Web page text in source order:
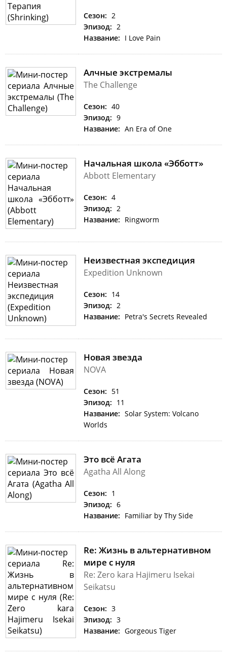
Сезон: 2
Эпизод: 2
Название: I Love Pain
Алчные экстремалы
The Challenge
Сезон: 40
Эпизод: 9
Название: An Era of One
Начальная школа «Эбботт»
Abbott Elementary
Сезон: 4
Эпизод: 2
Название: Ringworm
Неизвестная экспедиция
Expedition Unknown
Сезон: 14
Эпизод: 2
Название: Petra's Secrets Revealed
Новая звезда
NOVA
Сезон: 51
Эпизод: 11
Название: Solar System: Volcano
Worlds
Это всё Агата
Agatha All Along
Сезон: 1
Эпизод: 6
Название: Familiar by Thy Side
Re: Жизнь в альтернативном
мире с нуля
Re: Zero kara Hajimeru Isekai
Seikatsu
Сезон: 3
Эпизод: 3
Название: Gorgeous Tiger